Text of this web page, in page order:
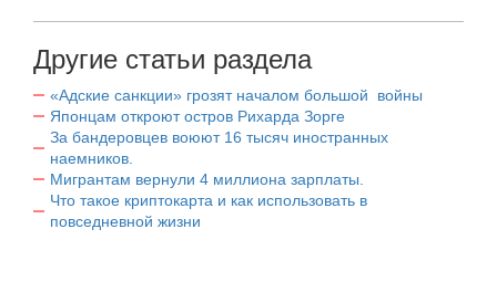
Другие статьи раздела
«Адские санкции» грозят началом большой войны
Японцам откроют остров Рихарда Зорге
За бандеровцев воюют 16 тысяч иностранных
наемников.
Мигрантам вернули 4 миллиона зарплаты.
Что такое криптокарта и как использовать в
повседневной жизни